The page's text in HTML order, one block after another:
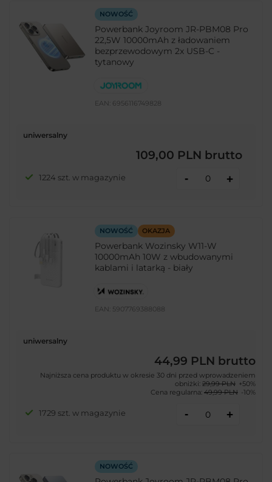
NOWOŚĆ
Powerbank Joyroom JR-PBM08 Pro
22,5W 10000mAh z ładowaniem
bezprzewodowym 2x USB-C -
tytanowy
EAN: 6956116749828
uniwersalny
109,00 PLN brutto
1224 szt. w magazynie - +
NOWOŚĆ OKAZJA
Powerbank Wozinsky W11-W
10000mAh 10W z wbudowanymi
kablami i latarką - biały
EAN: 5907769388088
uniwersalny
44,99 PLN brutto
Najniższa cena produktu w okresie 30 dni przed wprowadzeniem
obniżki: 29,99 PLN +50%
Cena regularna: 49,99 PLN -10%
1729 szt. w magazynie - +
NOWOŚĆ